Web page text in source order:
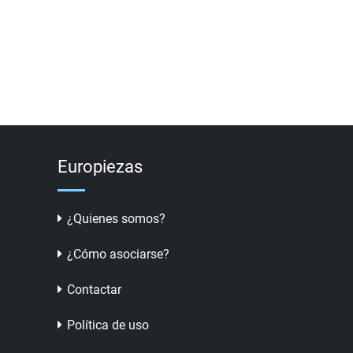
Europiezas
¿Quienes somos?
¿Cómo asociarse?
Contactar
Política de uso